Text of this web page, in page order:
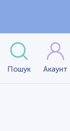
Пошук Акаунт